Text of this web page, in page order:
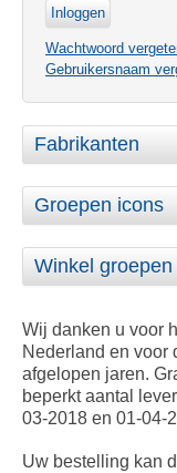
Wachtwoord
Gebruikersnaam
Fabrikanten
Groepen icons
Winkel groepen
Wij danken u voor
Nederland en voor
afgelopen jaren.
beperkt aantal
03-2018 en 01-04-
Uw bestelling kan